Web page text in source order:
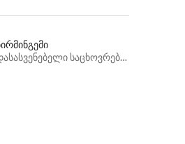
დასასვენებელი საცხოვრებლები